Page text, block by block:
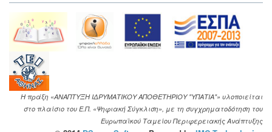
Η πράξη «ΑΝΑΠΤΥΞΗ ΙΔΡΥΜΑΤΙΚΟΥ ΑΠΟΘΕΤΗΡΙΟΥ "ΥΠΑΤΙΑ"» υλοποιείται
στο πλαίσιο του Ε.Π. «Ψηφιακή Σύγκλιση», με τη συγχρηματοδότηση του
Ευρωπαϊκού Ταμείου Περιφερειακής Ανάπτυξης